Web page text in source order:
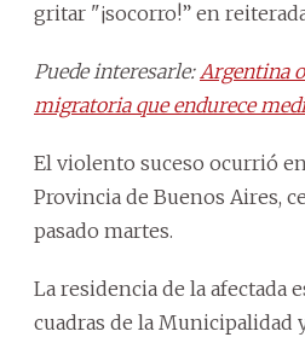
gritar "¡socorro!” en
Puede interesarle:Argentina
migratoria que endurece
El violento suceso ocurrió
Provincia de Buenos Aires,
pasado martes.
La residencia de la afectada
cuadras de la Municipalidad